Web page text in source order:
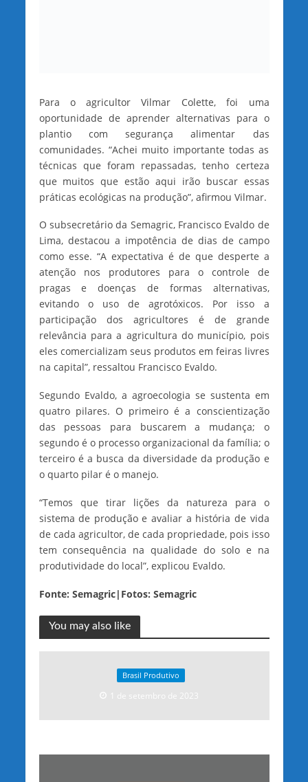
Para o agricultor Vilmar Colette, foi uma
oportunidade de aprender alternativas para o
plantio com segurança alimentar das
comunidades. “Achei muito importante todas as
técnicas que foram repassadas, tenho certeza
que muitos que estão aqui irão buscar essas
práticas ecológicas na produção”, afirmou Vilmar.
O subsecretário da Semagric, Francisco Evaldo de
Lima, destacou a impotência de dias de campo
como esse. “A expectativa é de que desperte a
atenção nos produtores para o controle de
pragas e doenças de formas alternativas,
evitando o uso de agrotóxicos. Por isso a
participação dos agricultores é de grande
relevância para a agricultura do município, pois
eles comercializam seus produtos em feiras livres
na capital”, ressaltou Francisco Evaldo.
Segundo Evaldo, a agroecologia se sustenta em
quatro pilares. O primeiro é a conscientização
das pessoas para buscarem a mudança; o
segundo é o processo organizacional da família; o
terceiro é a busca da diversidade da produção e
o quarto pilar é o manejo.
“Temos que tirar lições da natureza para o
sistema de produção e avaliar a história de vida
de cada agricultor, de cada propriedade, pois isso
tem consequência na qualidade do solo e na
produtividade do local”, explicou Evaldo.
Fonte: Semagric|Fotos: Semagric
You may also like
Brasil Produtivo
1 de setembro de 2023